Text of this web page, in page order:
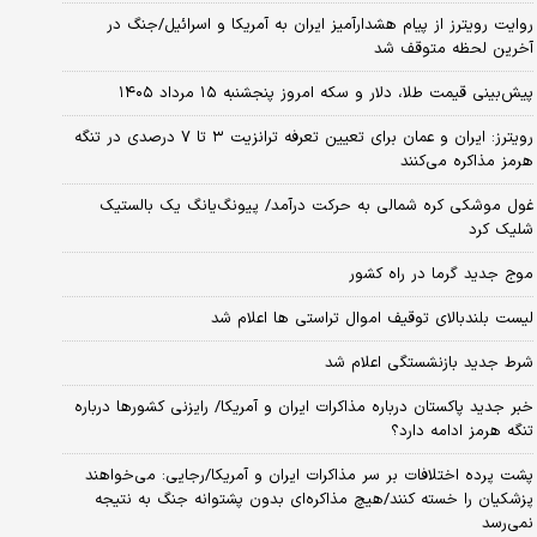
روایت رویترز از پیام هشدارآمیز ایران به آمریکا و اسرائیل/جنگ در
آخرین لحظه متوقف شد
پیش‌بینی قیمت طلا، دلار و سکه امروز پنجشنبه ۱۵ مرداد ۱۴۰۵
رویترز: ایران و عمان برای تعیین تعرفه ترانزیت ۳ تا ۷ درصدی در تنگه
هرمز مذاکره می‌کنند
غول موشکی کره شمالی به حرکت درآمد/ پیونگ‌یانگ یک بالستیک
شلیک کرد
موج جدید گرما در راه کشور
لیست بلندبالای توقیف اموال تراستی ها اعلام شد
شرط جدید بازنشستگی اعلام شد
خبر جدید پاکستان درباره مذاکرات ایران و آمریکا/ رایزنی کشورها درباره
تنگه هرمز ادامه دارد؟
پشت پرده اختلافات بر سر مذاکرات ایران و آمریکا/رجایی: می‌خواهند
پزشکیان را خسته کنند/هیچ مذاکره‌ای بدون پشتوانه جنگ به نتیجه
نمی‌رسد